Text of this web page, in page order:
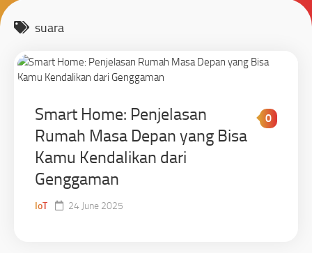
suara
Smart Home: Penjelasan
Rumah Masa Depan yang Bisa
Kamu Kendalikan dari
Genggaman
0
IoT 24 June 2025